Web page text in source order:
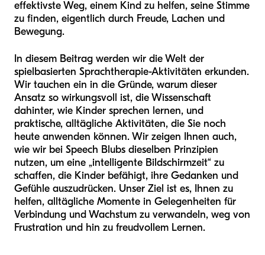
effektivste Weg, einem Kind zu helfen, seine Stimme
zu finden, eigentlich durch Freude, Lachen und
Bewegung.
In diesem Beitrag werden wir die Welt der
spielbasierten Sprachtherapie-Aktivitäten erkunden.
Wir tauchen ein in die Gründe, warum dieser
Ansatz so wirkungsvoll ist, die Wissenschaft
dahinter, wie Kinder sprechen lernen, und
praktische, alltägliche Aktivitäten, die Sie noch
heute anwenden können. Wir zeigen Ihnen auch,
wie wir bei Speech Blubs dieselben Prinzipien
nutzen, um eine „intelligente Bildschirmzeit“ zu
schaffen, die Kinder befähigt, ihre Gedanken und
Gefühle auszudrücken. Unser Ziel ist es, Ihnen zu
helfen, alltägliche Momente in Gelegenheiten für
Verbindung und Wachstum zu verwandeln, weg von
Frustration und hin zu freudvollem Lernen.